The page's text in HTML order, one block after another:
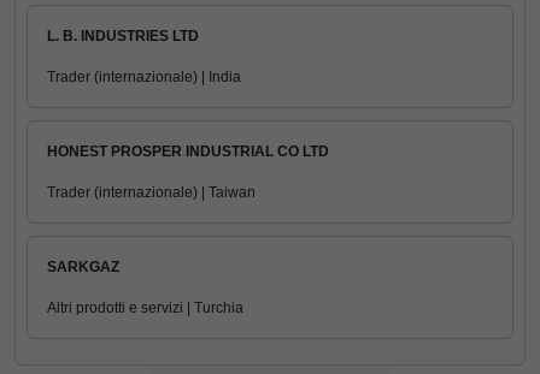
L. B. INDUSTRIES LTD
Trader (internazionale) | India
HONEST PROSPER INDUSTRIAL CO LTD
Trader (internazionale) | Taiwan
SARKGAZ
Altri prodotti e servizi | Turchia